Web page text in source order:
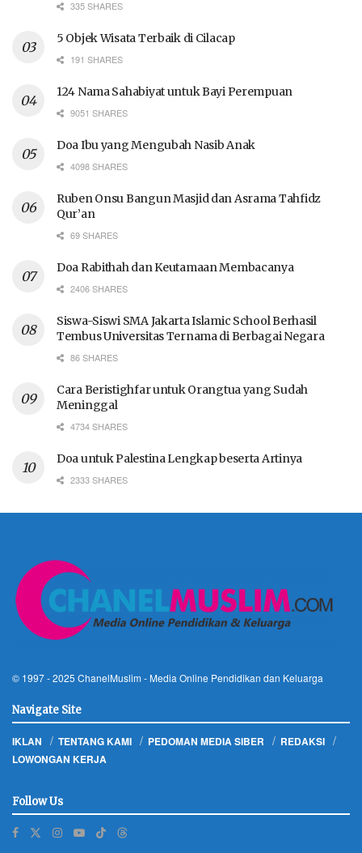
335 SHARES
5 Objek Wisata Terbaik di Cilacap
191 SHARES
124 Nama Sahabiyat untuk Bayi Perempuan
9051 SHARES
Doa Ibu yang Mengubah Nasib Anak
4098 SHARES
Ruben Onsu Bangun Masjid dan Asrama Tahfidz
Qur’an
69 SHARES
Doa Rabithah dan Keutamaan Membacanya
2406 SHARES
Siswa-Siswi SMA Jakarta Islamic School Berhasil
Tembus Universitas Ternama di Berbagai Negara
86 SHARES
Cara Beristighfar untuk Orangtua yang Sudah
Meninggal
4734 SHARES
Doa untuk Palestina Lengkap beserta Artinya
2333 SHARES
© 1997 - 2025 ChanelMuslim - Media Online Pendidikan dan Keluarga
Navigate Site
IKLAN TENTANG KAMI PEDOMAN MEDIA SIBER
REDAKSI
LOWONGAN KERJA
Follow Us